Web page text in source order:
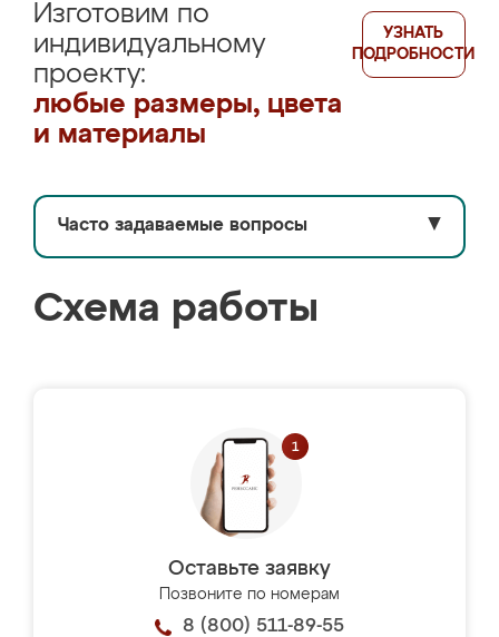
Изготовим по
индивидуальному
проекту:
любые размеры, цвета
и материалы
УЗНАТЬ
ПОДРОБНОСТИ
Часто задаваемые вопросы ▼
Схема работы
Оставьте заявку
Позвоните по номерам
8 (800) 511-89-55